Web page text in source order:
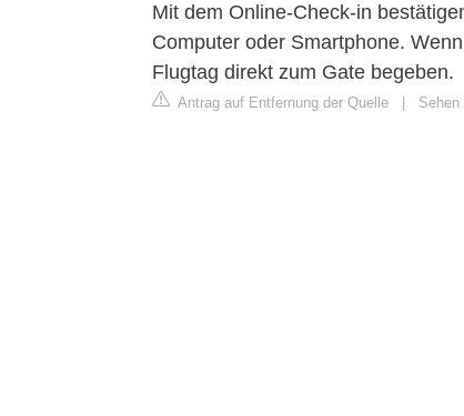
Mit dem Online-Check-in
Computer oder Smartphone.
Flugtag direkt zum Gate begeben.
Antrag auf Entfernung der Quelle